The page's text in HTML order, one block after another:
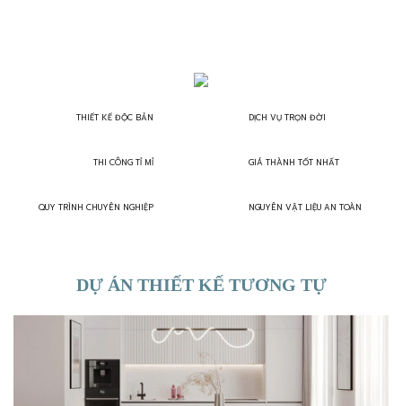
THIẾT KẾ ĐỘC BẢN
THI CÔNG TỈ MỈ
QUY TRÌNH CHUYÊN NGHIỆP
DỊCH VỤ TRỌN ĐỜI
GIÁ THÀNH TỐT NHẤT
NGUYÊN VẬT LIỆU AN TOÀN
DỰ ÁN THIẾT KẾ TƯƠNG TỰ